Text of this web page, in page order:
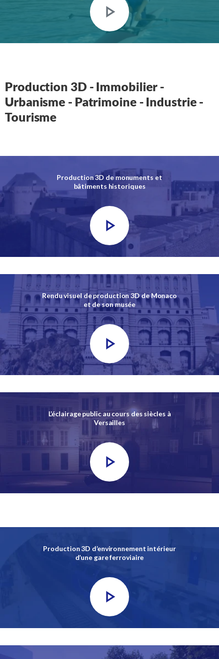
Production 3D - Immobilier -
Urbanisme - Patrimoine - Industrie -
Tourisme
Production 3D de monuments et
bâtiments historiques
Rendu visuel de production 3D de Monaco
et de son musée
L’éclairage public au cours des siècles à
Versailles
Production 3D d’environnement intérieur
d’une gare ferroviaire